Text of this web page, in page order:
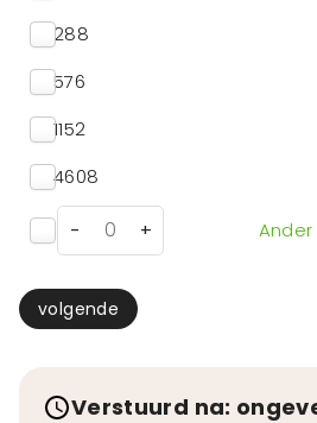
288
576
1152
4608
- +
volgende
Verstuurd na: